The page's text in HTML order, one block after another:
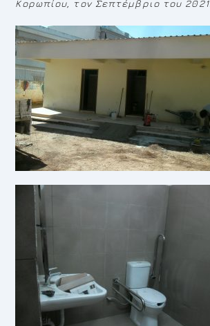
Κορωπίου, τον Σεπτέμβριο του 2021.